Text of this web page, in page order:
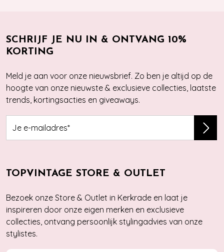
SCHRIJF JE NU IN & ONTVANG 10%
KORTING
Meld je aan voor onze nieuwsbrief. Zo ben je altijd op de
hoogte van onze nieuwste & exclusieve collecties, laatste
trends, kortingsacties en giveaways.
TOPVINTAGE STORE & OUTLET
Bezoek onze Store & Outlet in Kerkrade en laat je
inspireren door onze eigen merken en exclusieve
collecties, ontvang persoonlijk stylingadvies van onze
stylistes.